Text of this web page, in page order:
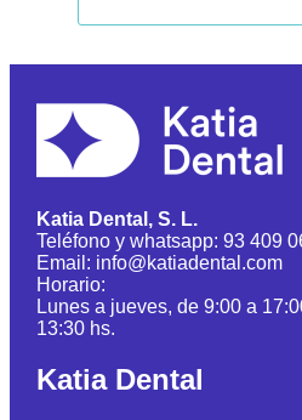
Katia Dental, S. L.
Teléfono y whatsapp: 93 409
Email: info@katiadental.com
Horario:
Lunes a jueves, de 9:00 a
13:30 hs.
Katia Dental